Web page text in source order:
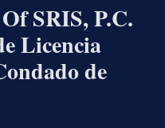
SRIS, P.C.
Licencia
de